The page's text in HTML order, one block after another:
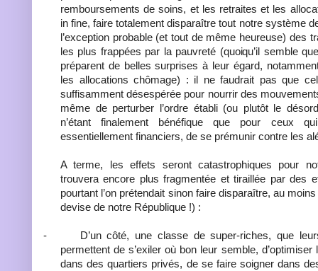
remboursements de soins, et les retraites et les
in fine, faire totalement disparaître tout notre système
l’exception probable (et tout de même heureuse) des
les plus frappées par la pauvreté (quoiqu’il semble
préparent de belles surprises à leur égard,
les allocations chômage) : il ne faudrait pas que
suffisamment désespérée pour nourrir des
même de perturber l’ordre établi (ou plutôt le
n’étant finalement bénéfique que pour ceux
essentiellement financiers, de se prémunir contre les
A terme, les effets seront catastrophiques pour
trouvera encore plus fragmentée et tiraillée par des
pourtant l’on prétendait sinon faire disparaître, au
devise de notre République !) :
-
D’un côté, une classe de super-riches, que
permettent de s’exiler où bon leur semble,
dans des quartiers privés, de se faire soigner dans